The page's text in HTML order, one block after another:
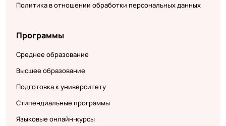
Политика в отношении обработки персональных данных
Программы
Среднее образование
Высшее образование
Подготовка к университету
Стипендиальные программы
Языковые онлайн-курсы